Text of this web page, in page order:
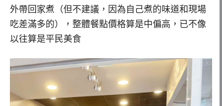
外帶回家煮（但不建議，因為自己煮的味道和現場
吃差滿多的），整體餐點價格算是中偏高，已不像
以往算是平民美食